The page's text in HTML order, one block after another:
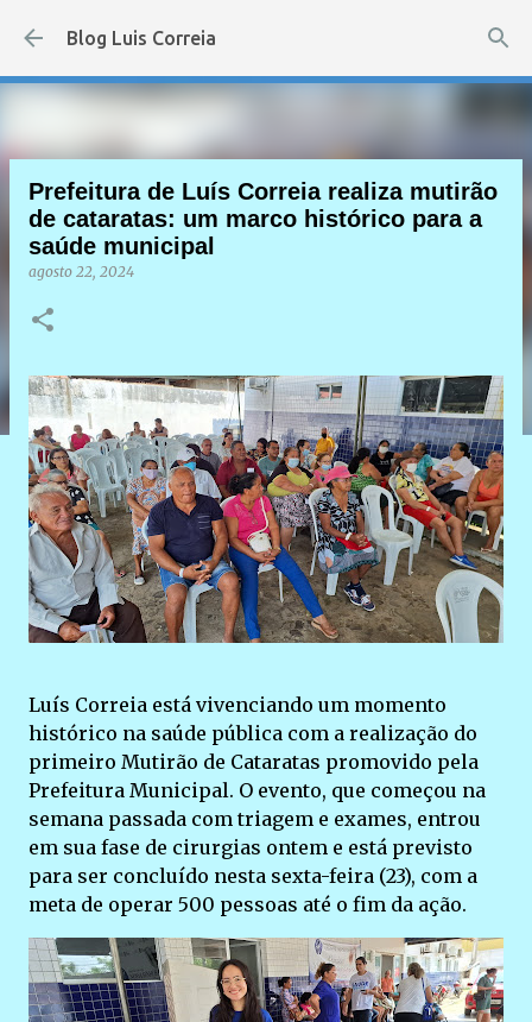
Pular para o conteúdo principal
Blog Luis Correia
Prefeitura de Luís Correia realiza mutirão
de cataratas: um marco histórico para a
saúde municipal
agosto 22, 2024
Luís Correia está vivenciando um momento
histórico na saúde pública com a realização do
primeiro Mutirão de Cataratas promovido pela
Prefeitura Municipal. O evento, que começou na
semana passada com triagem e exames, entrou
em sua fase de cirurgias ontem e está previsto
para ser concluído nesta sexta-feira (23), com a
meta de operar 500 pessoas até o fim da ação.